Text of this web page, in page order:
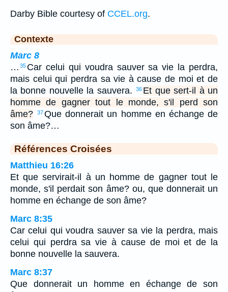
Darby Bible courtesy of CCEL.org.
Contexte
Marc 8
… 35 Car celui qui voudra sauver sa vie la perdra,
mais celui qui perdra sa vie à cause de moi et de
la bonne nouvelle la sauvera.
36 Et que sert-il à un
homme de gagner tout le monde, s'il perd son
âme?
37Que donnerait un homme en échange de
son âme?…
Références Croisées
Matthieu 16:26
Et que servirait-il à un homme de gagner tout le
monde, s'il perdait son âme? ou, que donnerait un
homme en échange de son âme?
Marc 8:35
Car celui qui voudra sauver sa vie la perdra, mais
celui qui perdra sa vie à cause de moi et de la
bonne nouvelle la sauvera.
Marc 8:37
Que donnerait un homme en échange de son